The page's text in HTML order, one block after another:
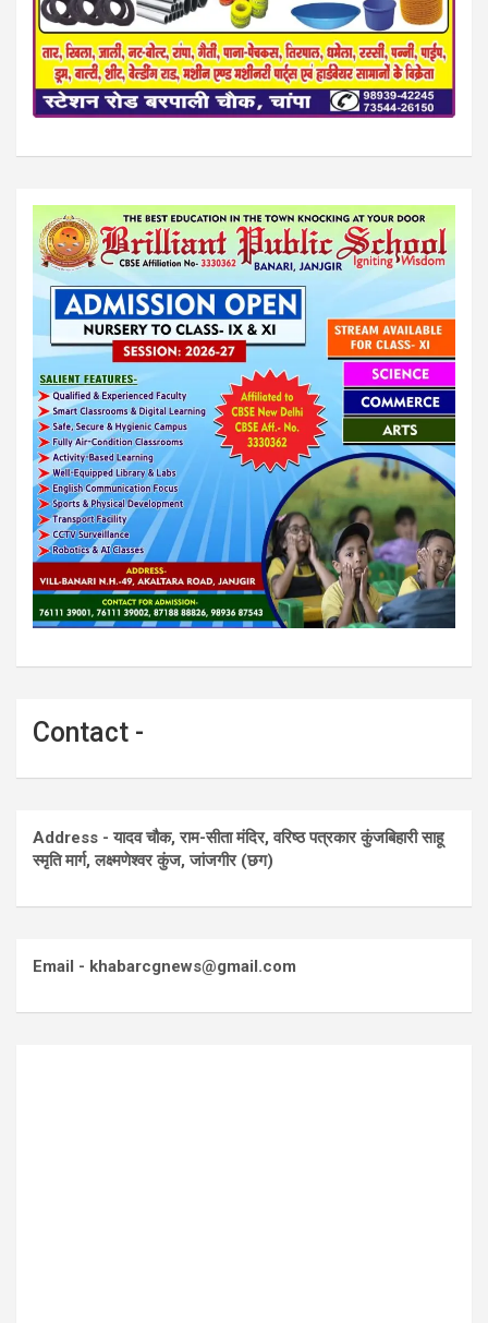
Contact -
Address - यादव चौक, राम-सीता मंदिर, वरिष्ठ पत्रकार कुंजबिहारी साहू
स्मृति मार्ग, लक्ष्मणेश्वर कुंज, जांजगीर (छग)
Email - khabarcgnews@gmail.com